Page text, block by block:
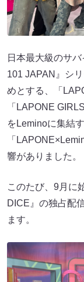
日本最大級のサ
101 JAPAN』シ
めとする、「
「LAPONE
をLeminoに集結
「
響がありました。
このたび、9月に
DICE』の独占配
ます。